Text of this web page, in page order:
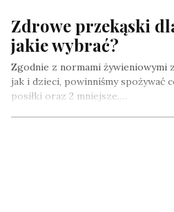
Zdrowe przekąski
jakie wybrać?
Zgodnie z normami żywieniowymi
jak i dzieci, powinniśmy spożywać
posiłki oraz 2 mniejsze,…